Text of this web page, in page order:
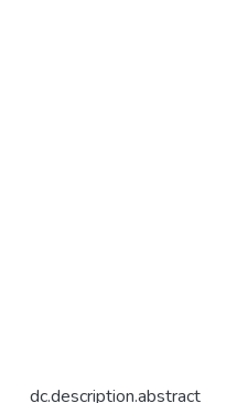
dc.description.abstract